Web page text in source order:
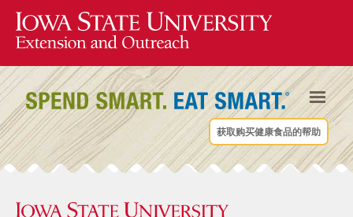
获取购买健康食品的帮助